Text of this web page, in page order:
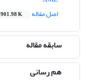
اصل مقاله
901.98 K
سابقه مقاله
هم رسانی